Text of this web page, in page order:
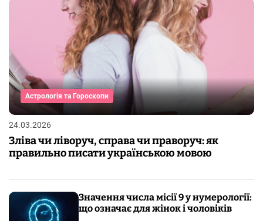
Астрологія та Гороскопи
24.03.2026
Зліва чи ліворуч, справа чи праворуч: як
правильно писати українською мовою
Значення числа місії 9 у нумерології:
що означає для жінок і чоловіків